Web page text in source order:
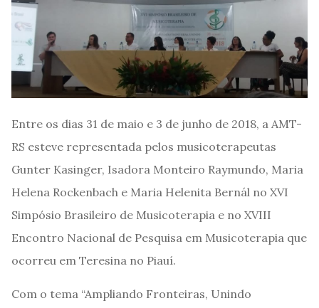
Entre os dias 31 de maio e 3 de junho de 2018, a AMT-
RS esteve representada pelos musicoterapeutas
Gunter Kasinger, Isadora Monteiro Raymundo, Maria
Helena Rockenbach e Maria Helenita Bernál no XVI
Simpósio Brasileiro de Musicoterapia e no XVIII
Encontro Nacional de Pesquisa em Musicoterapia que
ocorreu em Teresina no Piauí.
Com o tema “Ampliando Fronteiras, Unindo